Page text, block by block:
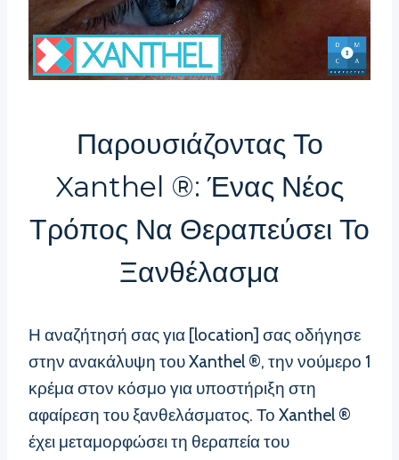
Παρουσιάζοντας Το
Xanthel ®: Ένας Νέος
Τρόπος Να Θεραπεύσει Το
Ξανθέλασμα
Η αναζήτησή σας για [location] σας οδήγησε
στην ανακάλυψη του Xanthel ®, την νούμερο 1
κρέμα στον κόσμο για υποστήριξη στη
αφαίρεση του ξανθελάσματος. Το Xanthel ®
έχει μεταμορφώσει τη θεραπεία του